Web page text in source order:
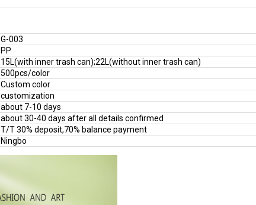
G-003
PP
15L(with inner trash can);22L(without inner trash can)
500pcs/color
Custom color
customization
about 7-10 days
about 30-40 days after all details confirmed
T/T 30% deposit,70% balance payment
Ningbo